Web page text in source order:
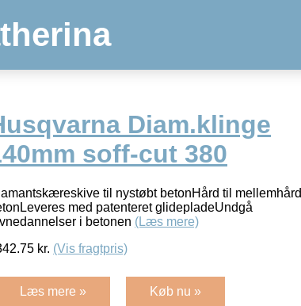
Diam.klinge
soff-cut 380
til nystøbt betonHård til mellemhård
med patenteret glidepladeUndgå
i betonen (Læs mere)
kr. (Vis fragtpris)
Læs mere » Køb nu »